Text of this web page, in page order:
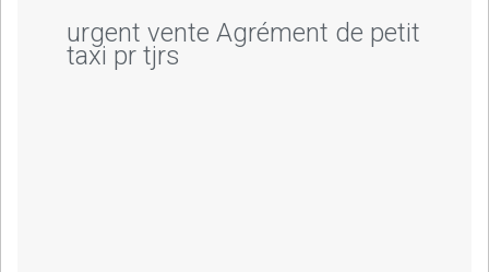
urgent vente Agrément de petit
taxi pr tjrs